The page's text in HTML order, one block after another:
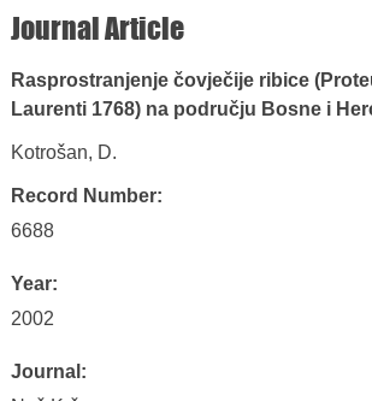
Journal Article
Rasprostranjenje čovječije ribice
Laurenti 1768) na području Bosne i
Kotrošan, D.
Record Number:
6688
Year:
2002
Journal: